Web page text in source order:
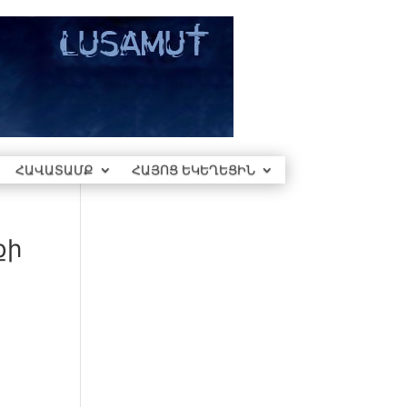
ՀԱՎԱՏԱՄՔ ՀԱՅՈՑ ԵԿԵՂԵՑԻՆ